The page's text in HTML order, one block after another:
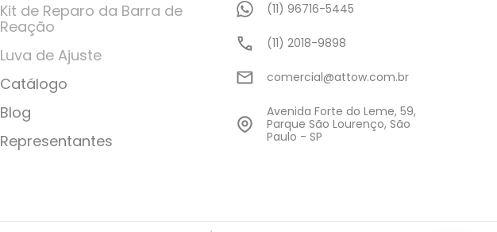
Kit de Reparo da Barra de
Reação
Luva de Ajuste
Catálogo
Blog
Representantes
(11) 96716-5445
(11) 2018-9898
comercial@attow.com.br
Avenida Forte do Leme, 59,
Parque São Lourenço, São
Paulo - SP